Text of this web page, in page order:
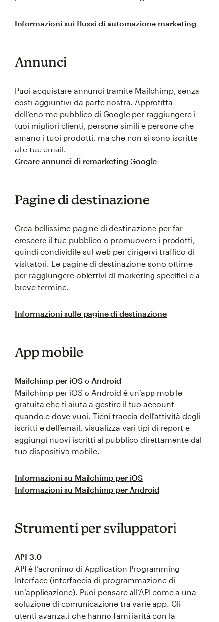
Informazioni sui flussi di automazione marketing
Annunci
Puoi acquistare annunci tramite Mailchimp, senza
costi aggiuntivi da parte nostra. Approfitta
dell’enorme pubblico di Google per raggiungere i
tuoi migliori clienti, persone simili e persone che
amano i tuoi prodotti, ma che non si sono iscritte
alle tue email.
Creare annunci di remarketing Google
Pagine di destinazione
Crea bellissime pagine di destinazione per far
crescere il tuo pubblico o promuovere i prodotti,
quindi condividile sul web per dirigervi traffico di
visitatori. Le pagine di destinazione sono ottime
per raggiungere obiettivi di marketing specifici e a
breve termine.
Informazioni sulle pagine di destinazione
App mobile
Mailchimp per iOS o Android
Mailchimp per iOS o Android è un’app mobile
gratuita che ti aiuta a gestire il tuo account
quando e dove vuoi. Tieni traccia dell’attività degli
iscritti e dell’email, visualizza vari tipi di report e
aggiungi nuovi iscritti al pubblico direttamente dal
tuo dispositivo mobile.
Informazioni su Mailchimp per iOS
Informazioni su Mailchimp per Android
Strumenti per sviluppatori
API 3.0
API è l’acronimo di Application Programming
Interface (interfaccia di programmazione di
un’applicazione). Puoi pensare all’API come a una
soluzione di comunicazione tra varie app. Gli
utenti avanzati che hanno familiarità con la